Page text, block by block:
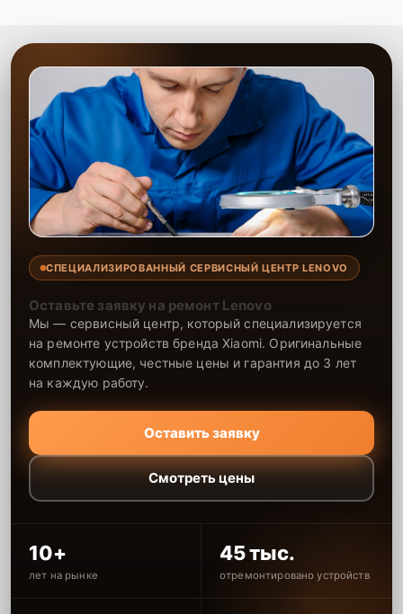
нашему сервису, и ваш смартфон снова будет готов к
использованию.
СПЕЦИАЛИЗИРОВАННЫЙ СЕРВИСНЫЙ ЦЕНТР LENOVO
Оставьте заявку на ремонт Lenovo
Мы — сервисный центр, который специализируется
на ремонте устройств бренда Xiaomi. Оригинальные
комплектующие, честные цены и гарантия до 3 лет
на каждую работу.
Оставить заявку
Смотреть цены
10+
лет на рынке
45 тыс.
отремонтировано устройств